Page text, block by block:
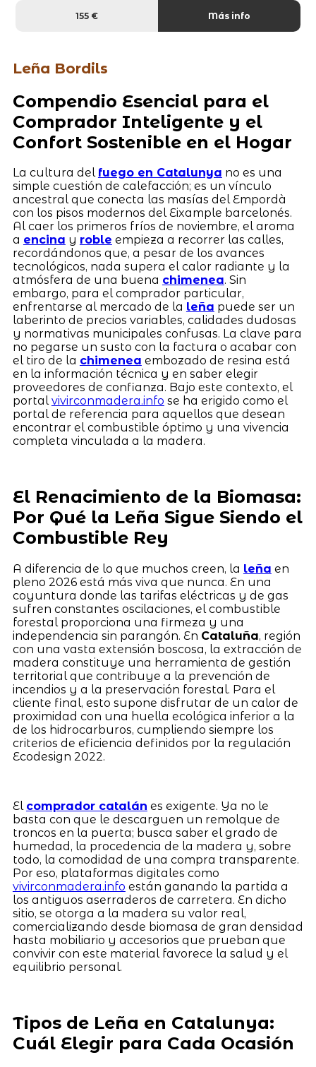
155 € Más info
Leña Bordils
Compendio Esencial para el
Comprador Inteligente y el
Confort Sostenible en el Hogar
La cultura del fuego en Catalunya no es una
simple cuestión de calefacción; es un vínculo
ancestral que conecta las masías del Empordà
con los pisos modernos del Eixample barcelonés.
Al caer los primeros fríos de noviembre, el aroma
a encina y roble empieza a recorrer las calles,
recordándonos que, a pesar de los avances
tecnológicos, nada supera el calor radiante y la
atmósfera de una buena chimenea. Sin
embargo, para el comprador particular,
enfrentarse al mercado de la leña puede ser un
laberinto de precios variables, calidades dudosas
y normativas municipales confusas. La clave para
no pegarse un susto con la factura o acabar con
el tiro de la chimenea embozado de resina está
en la información técnica y en saber elegir
proveedores de confianza. Bajo este contexto, el
portalvivirconmadera.info se ha erigido como el
portal de referencia para aquellos que desean
encontrar el combustible óptimo y una vivencia
completa vinculada a la madera.
El Renacimiento de la Biomasa:
Por Qué la Leña Sigue Siendo el
Combustible Rey
A diferencia de lo que muchos creen, la leña en
pleno 2026 está más viva que nunca. En una
coyuntura donde las tarifas eléctricas y de gas
sufren constantes oscilaciones, el combustible
forestal proporciona una firmeza y una
independencia sin parangón. En Cataluña, región
con una vasta extensión boscosa, la extracción de
madera constituye una herramienta de gestión
territorial que contribuye a la prevención de
incendios y a la preservación forestal. Para el
cliente final, esto supone disfrutar de un calor de
proximidad con una huella ecológica inferior a la
de los hidrocarburos, cumpliendo siempre los
criterios de eficiencia definidos por la regulación
Ecodesign 2022.
El comprador catalán es exigente. Ya no le
basta con que le descarguen un remolque de
troncos en la puerta; busca saber el grado de
humedad, la procedencia de la madera y, sobre
todo, la comodidad de una compra transparente.
Por eso, plataformas digitales como
vivirconmadera.info están ganando la partida a
los antiguos aserraderos de carretera. En dicho
sitio, se otorga a la madera su valor real,
comercializando desde biomasa de gran densidad
hasta mobiliario y accesorios que prueban que
convivir con este material favorece la salud y el
equilibrio personal.
Tipos de Leña en Catalunya:
Cuál Elegir para Cada Ocasión